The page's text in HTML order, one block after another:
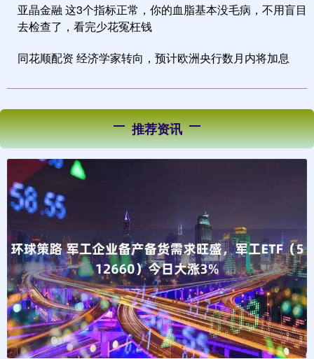
亚晶金融 这3个指标正常，你的血脂基本没毛病，不用盲目
去检查了，看完少花冤枉钱
同花顺配资 经济学家转向，预计欧洲央行数月内将加息
推荐资讯